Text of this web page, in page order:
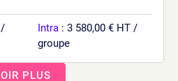
/
Intra : 3 580,00 € HT /
groupe
PLUS